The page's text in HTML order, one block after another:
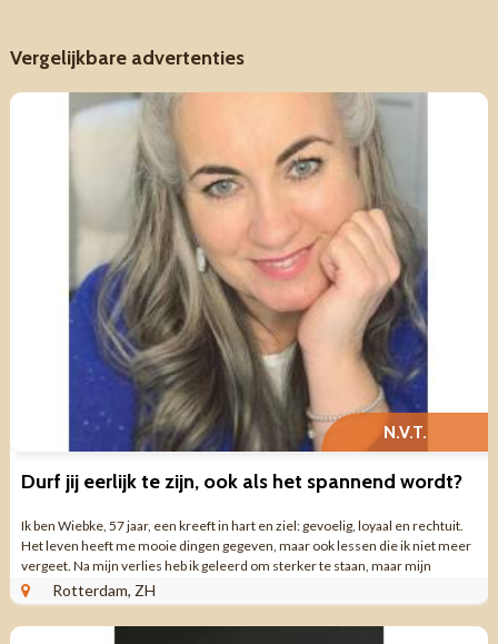
Vergelijkbare advertenties
N.V.T.
Durf jij eerlijk te zijn, ook als het spannend wordt?
Ik ben Wiebke, 57 jaar, een kreeft in hart en ziel: gevoelig, loyaal en rechtuit.
Het leven heeft me mooie dingen gegeven, maar ook lessen die ik niet meer
vergeet. Na mijn verlies heb ik geleerd om sterker te staan, maar mijn
verlangen ...
Rotterdam, ZH